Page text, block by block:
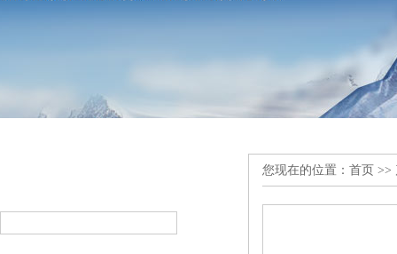
您现在的位置： 首页 >>